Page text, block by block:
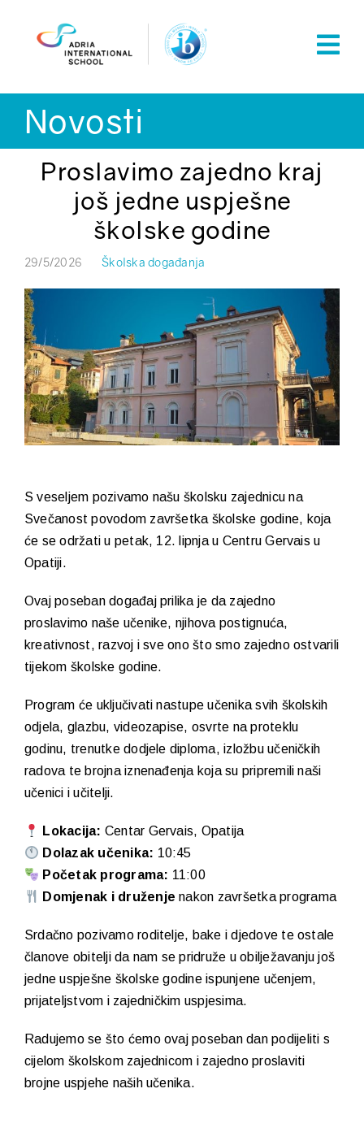
Novosti
Proslavimo zajedno kraj
još jedne uspješne
školske godine
29/5/2026 Školska događanja
S veseljem pozivamo našu školsku zajednicu na
Svečanost povodom završetka školske godine, koja
će se održati u petak, 12. lipnja u Centru Gervais u
Opatiji.
Ovaj poseban događaj prilika je da zajedno
proslavimo naše učenike, njihova postignuća,
kreativnost, razvoj i sve ono što smo zajedno ostvarili
tijekom školske godine.
Program će uključivati nastupe učenika svih školskih
odjela, glazbu, videozapise, osvrte na proteklu
godinu, trenutke dodjele diploma, izložbu učeničkih
radova te brojna iznenađenja koja su pripremili naši
učenici i učitelji.
Lokacija: Centar Gervais, Opatija
Dolazak učenika: 10:45
Početak programa: 11:00
Domjenak i druženje nakon završetka programa
Srdačno pozivamo roditelje, bake i djedove te ostale
članove obitelji da nam se pridruže u obilježavanju još
jedne uspješne školske godine ispunjene učenjem,
prijateljstvom i zajedničkim uspjesima.
Radujemo se što ćemo ovaj poseban dan podijeliti s
cijelom školskom zajednicom i zajedno proslaviti
brojne uspjehe naših učenika.